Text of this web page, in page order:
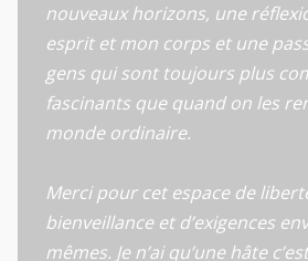
nouveaux horizons, une
esprit et mon corps et une
gens qui sont toujours plus
fascinants que quand on les
monde ordinaire.
Merci pour cet espace de
bienveillance et d’exigences
mêmes. Je n’ai qu’une hâte